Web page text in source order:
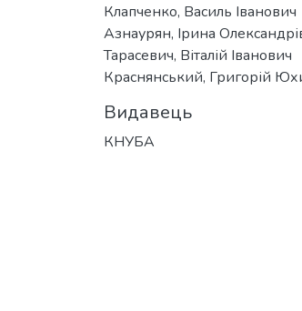
Клапченко, Василь Іванович
Азнаурян, Ірина
Тарасевич, Віталій Іванович
Краснянський, Григорій
Видавець
КНУБА